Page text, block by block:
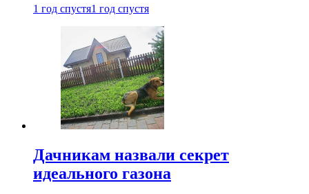
1 год спустя1 год спустя
Дачникам назвали секрет
идеального газона